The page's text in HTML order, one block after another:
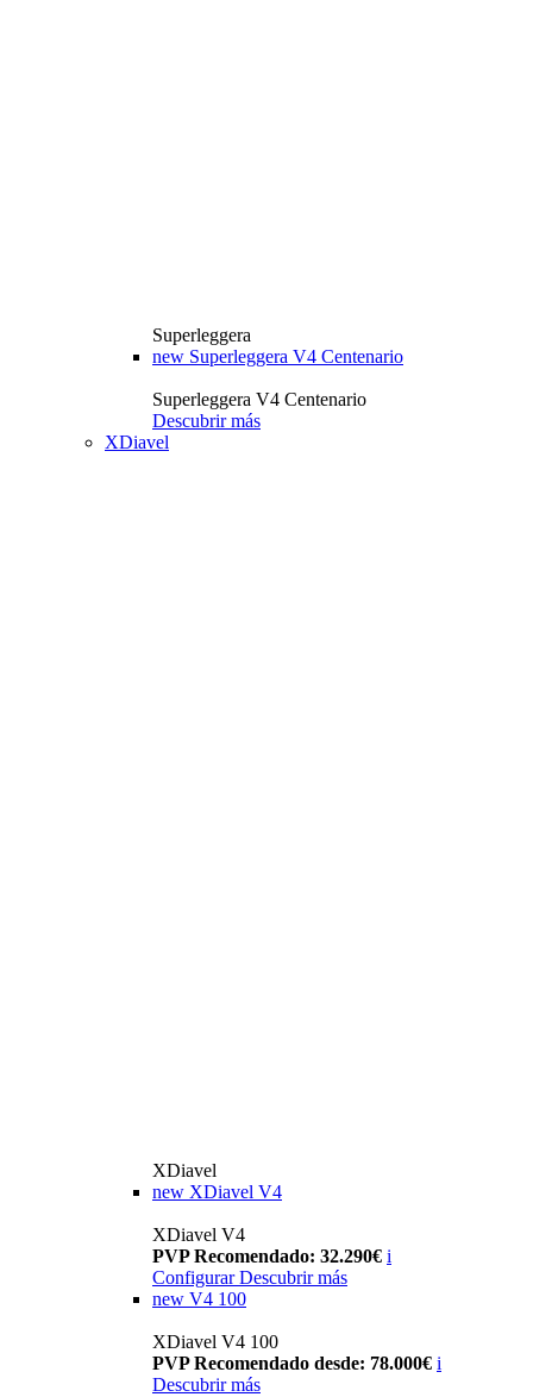
Superleggera
new Superleggera V4 Centenario
Superleggera V4 Centenario
Descubrir más
XDiavel
XDiavel
new XDiavel V4
XDiavel V4
PVP Recomendado: 32.290€ i
Configurar Descubrir más
new V4 100
XDiavel V4 100
PVP Recomendado desde: 78.000€ i
Descubrir más